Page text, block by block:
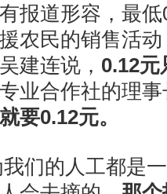
报道形容，最
农民的销售活
建连说， 0.12元
业合作社的理
要0.12元。
的人工都是一